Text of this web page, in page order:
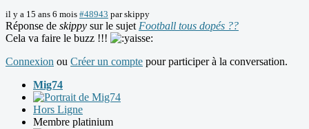
il y a 15 ans 6 mois #48943 parskippy
Réponse de skippy sur le sujet Football tous dopés ??
Cela va faire le buzz !!!
Connexion ou Créer un compte pour participer à la conversation.
Mig74
Hors Ligne
Membre platinium